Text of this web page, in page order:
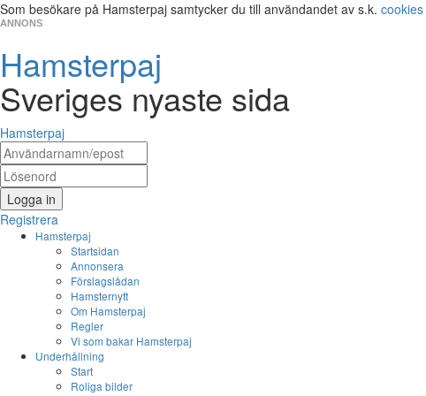
Som besökare på Hamsterpaj samtycker du till användandet av s.k. cookies
ANNONS
Hamsterpaj
Sveriges nyaste sida
Hamsterpaj
Logga in
Registrera
Hamsterpaj
Startsidan
Annonsera
Förslagslådan
Hamsternytt
Om Hamsterpaj
Regler
Vi som bakar Hamsterpaj
Underhållning
Start
Roliga bilder